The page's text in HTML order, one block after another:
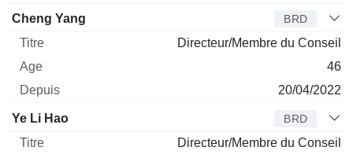
Cheng Yang BRD
Directeur/Membre du Conseil
46
20/04/2022
Ye Li Hao BRD
Directeur/Membre du Conseil